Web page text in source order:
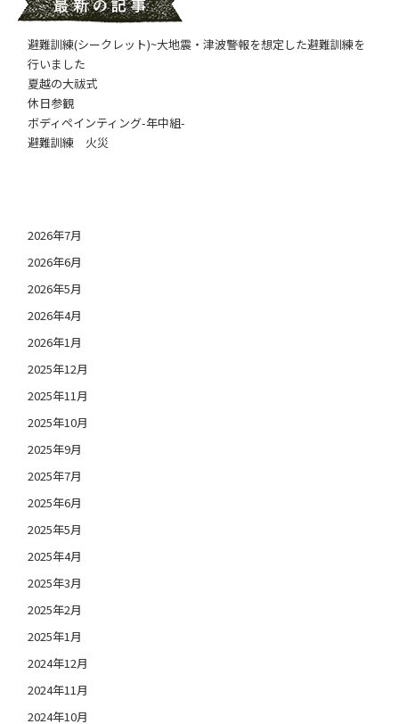
避難訓練(シークレット)~大地震・津波警報を想定した避難訓練を
行いました
夏越の大祓式
休日参観
ボディペインティング-年中組-
避難訓練 火災
2026年7月
2026年6月
2026年5月
2026年4月
2026年1月
2025年12月
2025年11月
2025年10月
2025年9月
2025年7月
2025年6月
2025年5月
2025年4月
2025年3月
2025年2月
2025年1月
2024年12月
2024年11月
2024年10月